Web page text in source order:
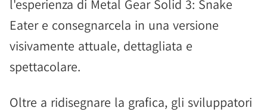
l'esperienza di Metal Gear Solid 3: Snake
Eater e consegnarcela in una versione
visivamente attuale, dettagliata e
spettacolare.
Oltre a ridisegnare la grafica, gli sviluppatori